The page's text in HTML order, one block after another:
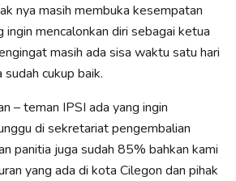
nya masih membuka kesempatan
ingin mencalonkan diri sebagai ketua
masih ada sisa waktu satu hari
cukup baik.
– teman IPSI ada yang ingin
di sekretariat pengembalian
panitia juga sudah 85% bahkan kami
yang ada di kota Cilegon dan pihak